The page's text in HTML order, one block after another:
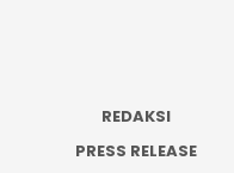
REDAKSI
PRESS RELEASE